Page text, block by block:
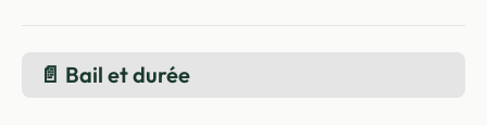
📄 Bail et durée